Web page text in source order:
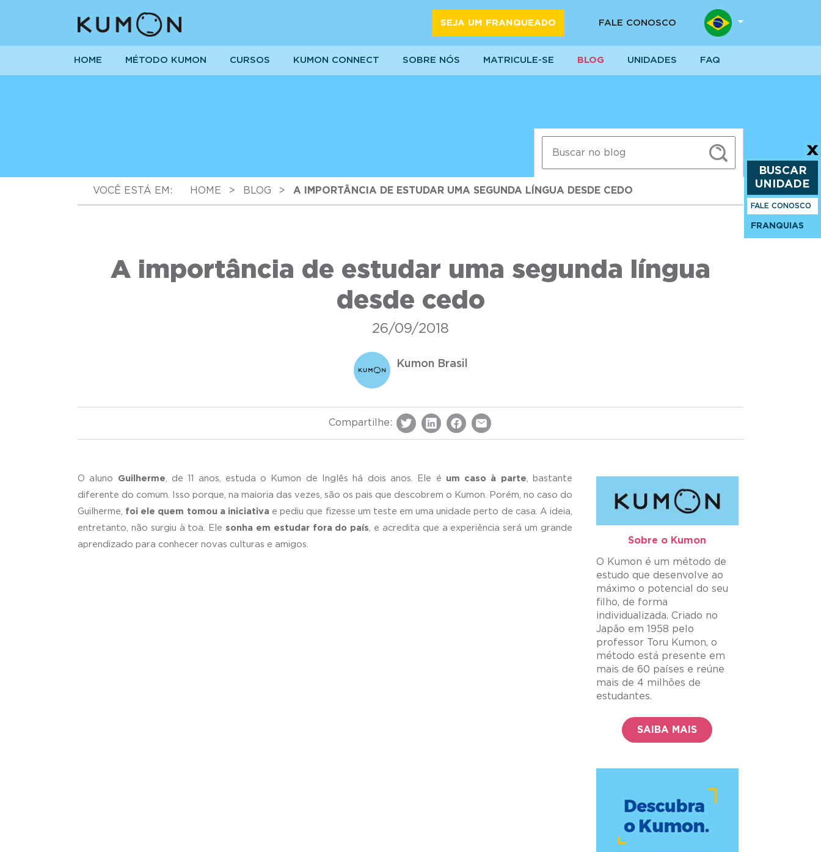
SEJA UM FRANQUEADO FALE CONOSCO
HOME MÉTODO KUMON CURSOS KUMON CONNECT SOBRE NÓS MATRICULE-SE BLOG UNIDADES FAQ
VOCÊ ESTÁ EM: HOME > BLOG > A IMPORTÂNCIA DE ESTUDAR UMA SEGUNDA LÍNGUA DESDE CEDO
A importância de estudar uma segunda língua
desde cedo
26/09/2018
Kumon Brasil
Compartilhe:
O aluno Guilherme, de 11 anos, estuda o Kumon de Inglês há dois anos. Ele é um caso à parte, bastante
diferente do comum. Isso porque, na maioria das vezes, são os pais que descobrem o Kumon. Porém, no caso do
Guilherme, foi ele quem tomou a iniciativae pediu que fizesse um teste em uma unidade perto de casa. A ideia,
entretanto, não surgiu à toa. Elesonha em estudar fora do país, e acredita que a experiência será um grande
aprendizado para conhecer novas culturas e amigos.
Sobre o Kumon​
O Kumon é um método de
estudo que desenvolve ao
máximo o potencial do seu
filho, de forma
individualizada. Criado no
Japão em 1958 pelo
professor Toru Kumon, o
método está presente em
mais de 60 países e reúne
mais de 4 milhões de
estudantes.
SAIBA MAIS
BUSCAR
UNIDADE
FALE CONOSCO
FRANQUIAS